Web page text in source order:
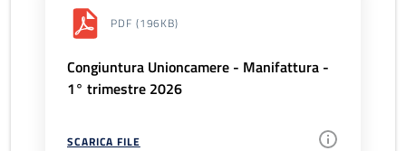
PDF (196KB)
Congiuntura Unioncamere - Manifattura -
1° trimestre 2026
SCARICA FILE